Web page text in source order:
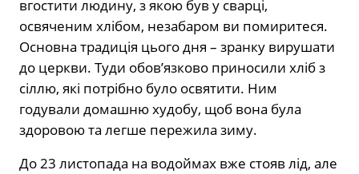
вгостити людину, з якою був у сварці,
освяченим хлібом, незабаром ви помиритеся.
Основна традиція цього дня – зранку вирушати
до церкви. Туди обов’язково приносили хліб з
сіллю, які потрібно було освятити. Ним
годували домашню худобу, щоб вона була
здоровою та легше пережила зиму.
До 23 листопада на водоймах вже стояв лід, але